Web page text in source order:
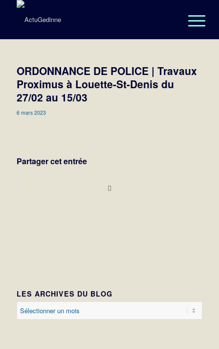
ORDONNANCE DE POLICE | Travaux
Proximus à Louette-St-Denis du
27/02 au 15/03
6 mars 2023
Partager cet entrée
LES ARCHIVES DU BLOG